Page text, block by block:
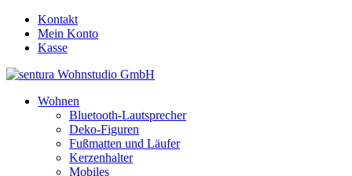
Kontakt
Mein Konto
Kasse
Wohnen
Bluetooth-Lautsprecher
Deko-Figuren
Fußmatten und Läufer
Kerzenhalter
Mobiles